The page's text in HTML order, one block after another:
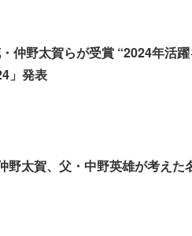
仲野太賀らが受賞 “2024年活
」発表
野太賀、父・中野英雄が考え